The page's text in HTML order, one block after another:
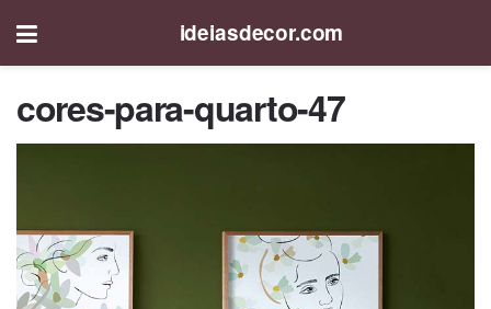
ideiasdecor.com
cores-para-quarto-47